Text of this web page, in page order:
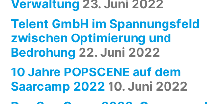
Verwaltung 23. Juni 2022
Telent GmbH im Spannungsfeld
zwischen Optimierung und
Bedrohung 22. Juni 2022
10 Jahre POPSCENE auf dem
Saarcamp 2022 10. Juni 2022